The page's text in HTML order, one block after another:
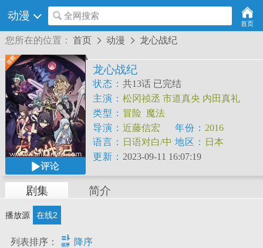
动漫 全网搜索
首页
您所在的位置： 首页  动漫  龙心战纪
评论
龙心战纪
状态： 共13话 已完结
主演： 松冈祯丞 市道真央 内田真礼
类型： 冒险 魔法
导演： 近藤信宏 年份： 2016
语言：
日语对白/中
文字幕
地区：
日本
更新： 2023-09-11 16:07:19
剧集 简介
播放源 在线2
列表排序：  降序